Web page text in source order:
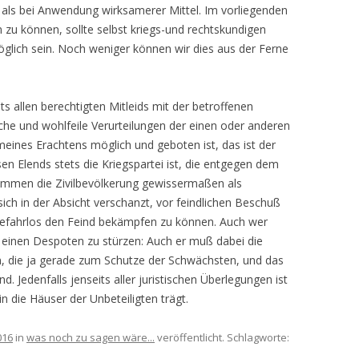
bei Anwendung wirksamerer Mittel. Im vorliegenden
können, sollte selbst kriegs-und rechtskundigen
sein. Noch weniger können wir dies aus der Ferne
allen berechtigten Mitleids mit der betroffenen
und wohlfeile Verurteilungen der einen oder anderen
Erachtens möglich und geboten ist, das ist der
Elends stets die Kriegspartei ist, die entgegen dem
die Zivilbevölkerung gewissermaßen als
in der Absicht verschanzt, vor feindlichen Beschuß
den Feind bekämpfen zu können. Auch wer
Despoten zu stürzen: Auch er muß dabei die
die ja gerade zum Schutze der Schwächsten, und das
Jedenfalls jenseits aller juristischen Überlegungen ist
die Häuser der Unbeteiligten trägt.
in was noch zu sagen wäre... veröffentlicht. Schlagworte: